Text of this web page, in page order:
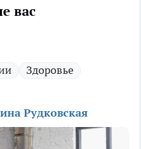
вас
Здоровье
Рудковская